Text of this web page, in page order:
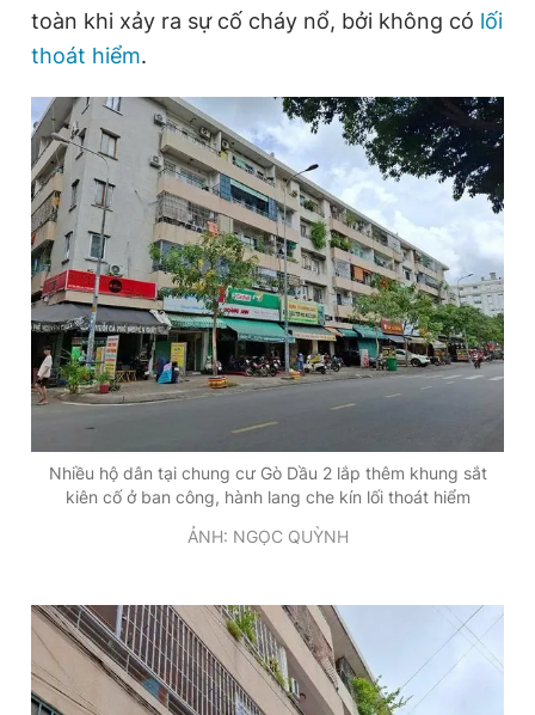
Tiện ích Bạn cần biết
Đọc Thanh Niên trên điện thoại
Theo dõi báo trên
Hotline
0906 645 777
Liên hệ quảng cáo
0908 780 404
Tổng biên tập: Nguyễn Ngọc Toàn
Phó tổng biên tập thường trực: Hải Thành
Phó tổng biên tập: Lâm Hiếu Dũng
Phó tổng biên tập: Trần Việt Hưng
Tổng thư ký tòa soạn: Đức Trung
toàn khi xảy ra sự cố cháy nổ, bởi không có lối
thoát hiểm.
Nhiều hộ dân tại chung cư Gò Dầu 2 lắp thêm khung sắt
kiên cố ở ban công, hành lang che kín lối thoát hiểm
ẢNH: NGỌC QUỲNH